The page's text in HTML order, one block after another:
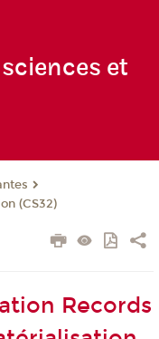
sciences et
(CS32)
Records